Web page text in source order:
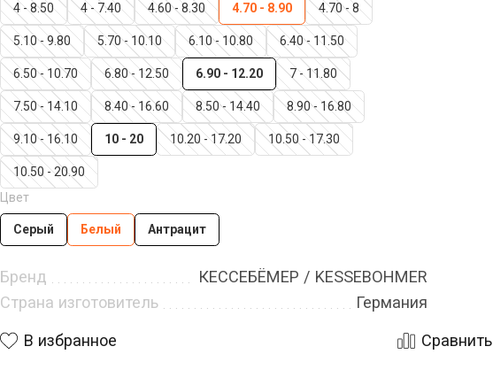
4 - 8.50 4 - 7.40 4.60 - 8.30 4.70 - 8.90 4.70 - 8
5.10 - 9.80 5.70 - 10.10 6.10 - 10.80 6.40 - 11.50
6.50 - 10.70 6.80 - 12.50 6.90 - 12.20 7 - 11.80
7.50 - 14.10 8.40 - 16.60 8.50 - 14.40 8.90 - 16.80
9.10 - 16.10 10 - 20 10.20 - 17.20 10.50 - 17.30
10.50 - 20.90
Цвет
Серый Белый Антрацит
Бренд
КЕССЕБЁМЕР / KESSEBOHMER
Страна изготовитель
Германия
В избранное Сравнить